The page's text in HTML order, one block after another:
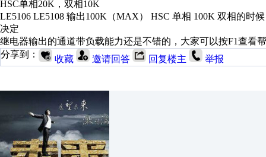
HSC单相20K，双相10K
LE5106 LE5108 输出100K（MAX） HSC 单相 100K 双相的时
决定
继电器输出的通道带负载能力还是不错的，大家可以按F1查看
分享到：
收藏 邀请回答 回复楼主 举报